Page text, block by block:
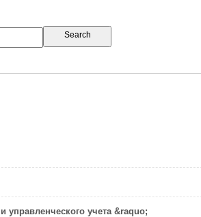
управленческого учета &raquo;